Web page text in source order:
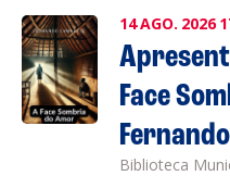
14AGO. 2026
Face
Biblioteca